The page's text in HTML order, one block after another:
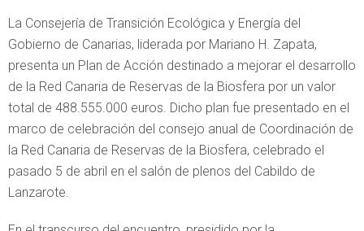
La Consejería de Transición Ecológica y Energía del
Gobierno de Canarias, liderada por Mariano H. Zapata,
presenta un Plan de Acción destinado a mejorar el desarrollo
de la Red Canaria de Reservas de la Biosfera por un valor
total de 488.555.000 euros. Dicho plan fue presentado en el
marco de celebración del consejo anual de Coordinación de
la Red Canaria de Reservas de la Biosfera, celebrado el
pasado 5 de abril en el salón de plenos del Cabildo de
Lanzarote.